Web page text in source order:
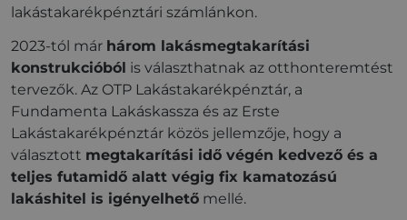
lakástakarékpénztári számlánkon.
2023-tól már három lakásmegtakarítási
konstrukcióból is választhatnak az otthonteremtést
tervezők. Az OTP Lakástakarékpénztár, a
Fundamenta Lakáskassza és az Erste
Lakástakarékpénztár közös jellemzője, hogy a
választott megtakarítási idő végén kedvező és a
teljes futamidő alatt végig fix kamatozású
lakáshitel is igényelhető mellé.